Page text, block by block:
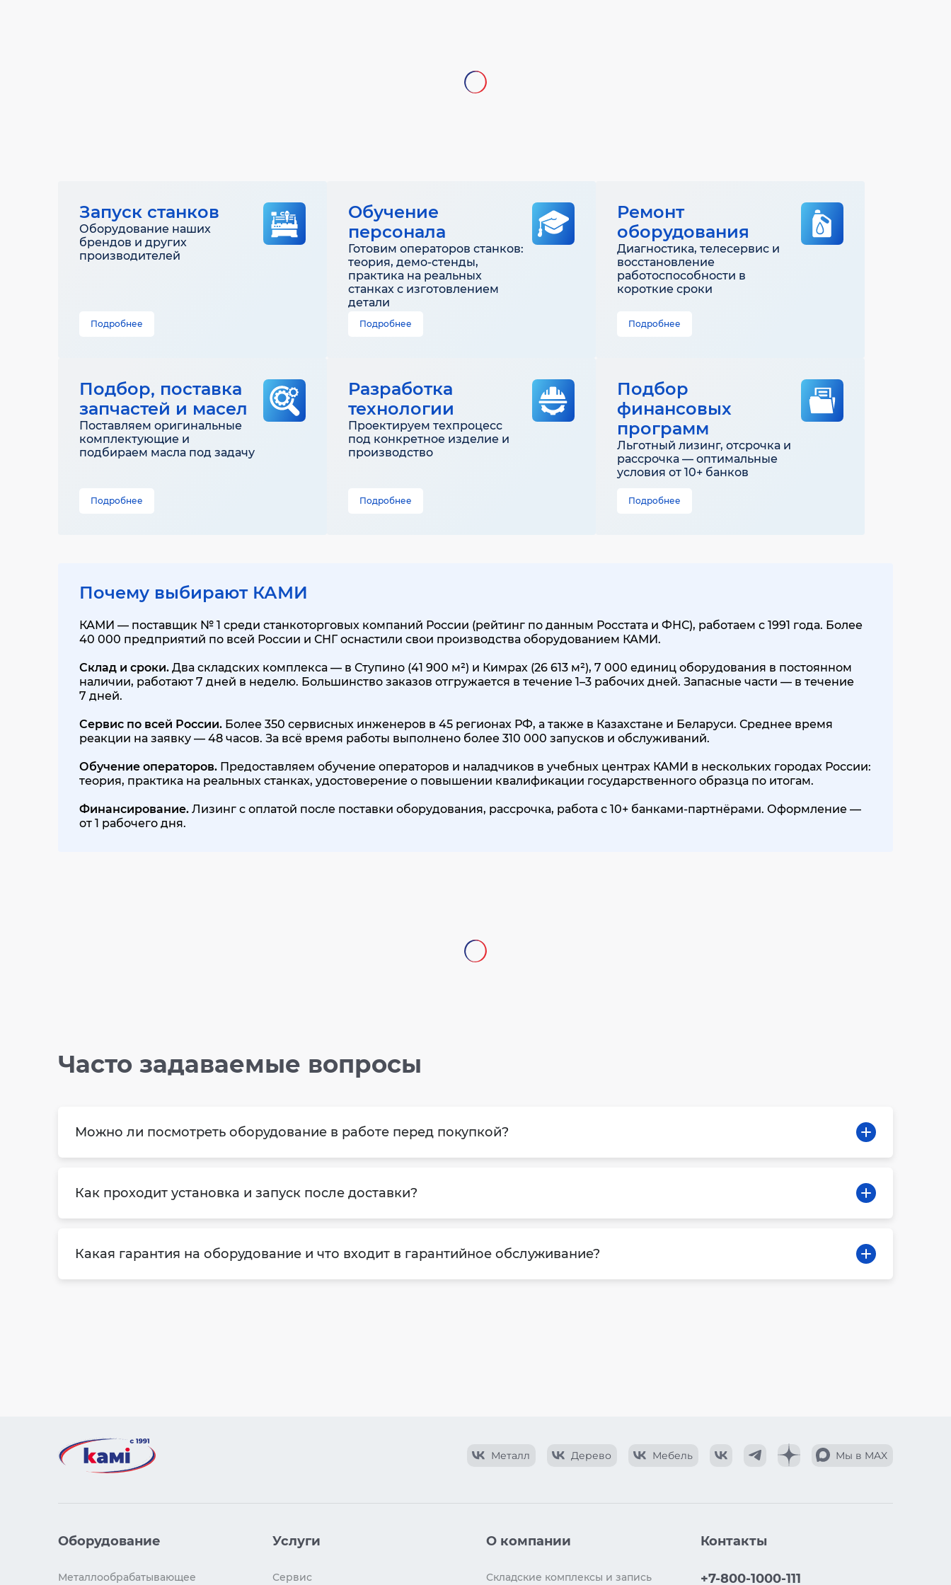
Запуск станков
Оборудование наших
брендов и других
производителей
Подробнее
Обучение
персонала
Готовим операторов станков:
теория, демо-стенды,
практика на реальных
станках с изготовлением
детали
Подробнее
Ремонт
оборудования
Диагностика, телесервис и
восстановление
работоспособности в
короткие сроки
Подробнее
Подбор, поставка
запчастей и масел
Поставляем оригинальные
комплектующие и
подбираем масла под задачу
Подробнее
Разработка
технологии
Проектируем техпроцесс
под конкретное изделие и
производство
Подробнее
Подбор
финансовых
программ
Льготный лизинг, отсрочка и
рассрочка — оптимальные
условия от 10+ банков
Подробнее
Почему выбирают КАМИ
КАМИ — поставщик № 1 среди станкоторговых компаний России (рейтинг по данным Росстата и ФНС), работаем с 1991 года. Более
40 000 предприятий по всей России и СНГ оснастили свои производства оборудованием КАМИ.
Склад и сроки. Два складских комплекса — в Ступино (41 900 м²) и Кимрах (26 613 м²), 7 000 единиц оборудования в постоянном
наличии, работают 7 дней в неделю. Большинство заказов отгружается в течение 1–3 рабочих дней. Запасные части — в течение
7 дней.
Сервис по всей России. Более 350 сервисных инженеров в 45 регионах РФ, а также в Казахстане и Беларуси. Среднее время
реакции на заявку — 48 часов. За всё время работы выполнено более 310 000 запусков и обслуживаний.
Обучение операторов. Предоставляем обучение операторов и наладчиков в учебных центрах КАМИ в нескольких городах России:
теория, практика на реальных станках, удостоверение о повышении квалификации государственного образца по итогам.
Финансирование. Лизинг с оплатой после поставки оборудования, рассрочка, работа с 10+ банками-партнёрами. Оформление —
от 1 рабочего дня.
Часто задаваемые вопросы
Можно ли посмотреть оборудование в работе перед покупкой?
Как проходит установка и запуск после доставки?
Какая гарантия на оборудование и что входит в гарантийное обслуживание?
Металл Дерево Мебель Мы в MAX
Оборудование
Металлообрабатывающее
Услуги
Сервис
О компании
Складские комплексы и запись
Контакты
+7-800-1000-111